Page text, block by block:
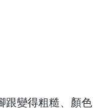
跟變得粗糙、顏色